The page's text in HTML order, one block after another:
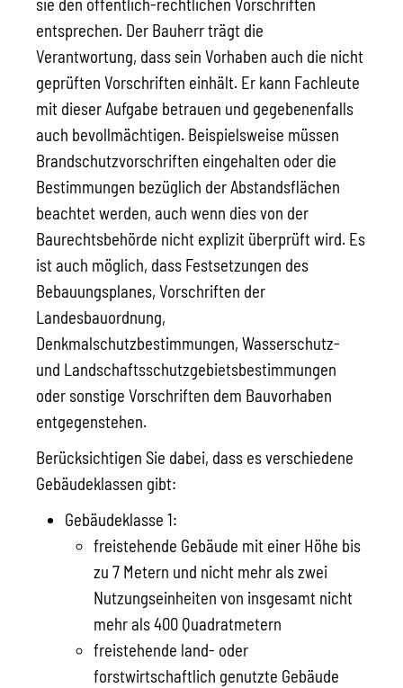
entsprechen. Der Bauherr trägt die
Verantwortung, dass sein Vorhaben auch die nicht
geprüften Vorschriften einhält. Er kann Fachleute
mit dieser Aufgabe betrauen und gegebenenfalls
auch bevollmächtigen. Beispielsweise müssen
Brandschutzvorschriften eingehalten oder die
Bestimmungen bezüglich der Abstandsflächen
beachtet werden, auch wenn dies von der
Baurechtsbehörde nicht explizit überprüft wird. Es
ist auch möglich, dass Festsetzungen des
Bebauungsplanes, Vorschriften der
Landesbauordnung,
Denkmalschutzbestimmungen, Wasserschutz-
und Landschaftsschutzgebietsbestimmungen
oder sonstige Vorschriften dem Bauvorhaben
entgegenstehen.
Berücksichtigen Sie dabei, dass es verschiedene
Gebäudeklassen gibt:
Gebäudeklasse 1:
freistehende Gebäude mit einer Höhe bis
zu 7 Metern und nicht mehr als zwei
Nutzungseinheiten von insgesamt nicht
mehr als 400 Quadratmetern
freistehende land- oder
forstwirtschaftlich genutzte Gebäude